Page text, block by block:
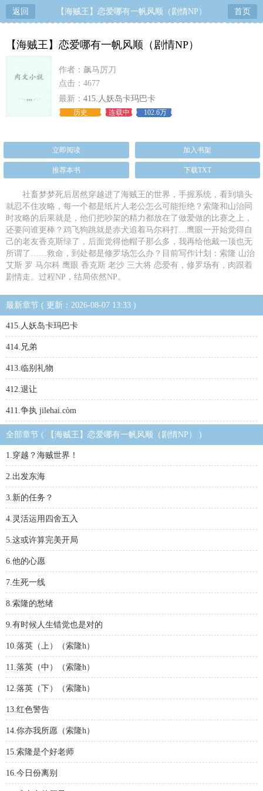
返回 【海贼王】恋爱哪有一帆风顺（剧情NP） 首页
【海贼王】恋爱哪有一帆风顺（剧情NP）
作者：飙马厉刀
点击：4677
最新： 415.人妖岛卡玛巴卡
历史 连载中 102.6万
立即阅读 加入书架
推荐本书 下载TXT
社畜梦梦死后居然穿越进了海贼王的世界，手握系统，看到墙头
就忍不住攻略，每一个都是纸片人老公怎么可能拒绝？索隆和山治同
时攻略的后果就是，他们把吵架的精力都放在了做爱做的比赛之上，
还要问谁更棒？鸡飞狗跳就是赤犬追着马尔科打…鹰眼一开始觉得自
己的老友香克斯绿了，后面觉得他帽子那么多，我再给他戴一顶也无
所谓了……救命，到处都是修罗场怎么办？目前写作计划：索隆 山治
艾斯 罗 马尔科 鹰眼 香克斯 老沙 三大将 恋爱有，修罗场有，肉跟着
剧情走。过程NP，结局依然NP。
最新章节 ( 更新：2026-08-07 13:33 )
415.人妖岛卡玛巴卡
414.兄弟
413.临别礼物
412.退让
411.争执 jilehai.còm
全部章节 ( 【海贼王】恋爱哪有一帆风顺（剧情NP） )
1.穿越？海贼世界！
2.出发东海
3.新的任务？
4.灵活运用四舍五入
5.这或许算完美开局
6.他的心愿
7.生死一线
8.索隆的愁绪
9.有时候人生错觉也是对的
10.落英（上）（索隆h）
11.落英（中）（索隆h）
12.落英（下）（索隆h）
13.红色警告
14.你亦我所愿（索隆h）
15.索隆是个好老师
16.今日份离别